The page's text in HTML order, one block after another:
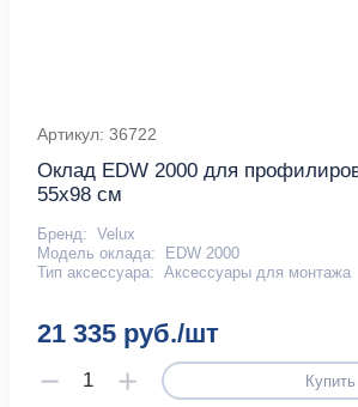
Артикул: 36722
Оклад EDW 2000 для
55x98 см
Бренд: Velux
Модель оклада:
EDW 2000
Тип аксессуара: Аксессуары для монтажа
21 335 руб./шт
Купить